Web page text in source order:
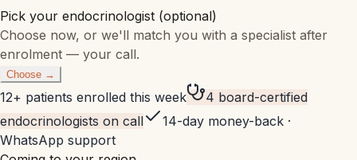
Pick your endocrinologist (optional)
Choose now, or we'll match you with a specialist after
enrolment — your call.
Choose →
12+ patients enrolled this week
4 board-certified
endocrinologists on call
14-day money-back ·
WhatsApp support